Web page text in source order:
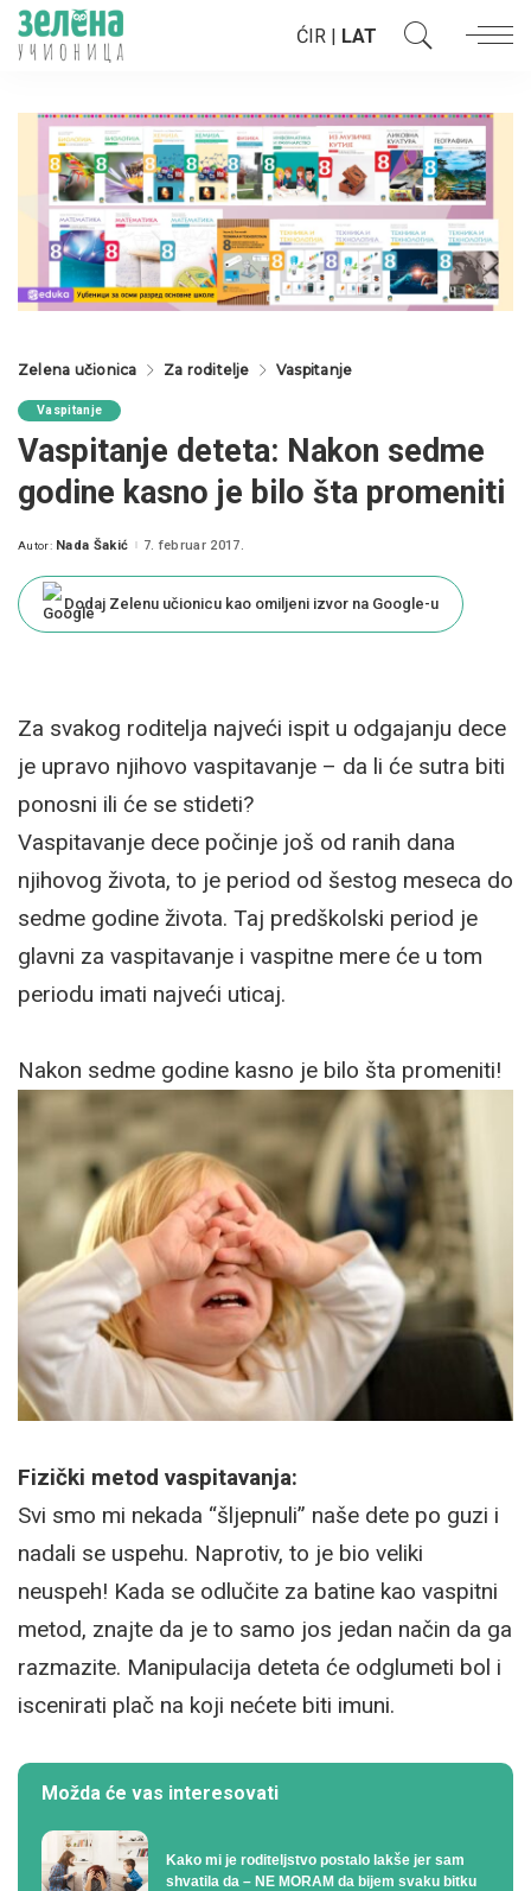
ĆIR | LAT
Zelena učionica Za roditelje Vaspitanje
Vaspitanje
Vaspitanje deteta: Nakon sedme
godine kasno je bilo šta promeniti
Posted
Autor: Nada Šakić 7. februar 2017.
Dodaj Zelenu učionicu kao omiljeni izvor na Google-u
Za svakog roditelja najveći ispit u odgajanju dece
je upravo njihovo vaspitavanje – da li će sutra biti
ponosni ili će se stideti?
Vaspitavanje dece počinje još od ranih dana
njihovog života, to je period od šestog meseca do
sedme godine života. Taj predškolski period je
glavni za vaspitavanje i vaspitne mere će u tom
periodu imati najveći uticaj.
Nakon sedme godine kasno je bilo šta promeniti!
Fizički metod vaspitavanja:
Svi smo mi nekada “šljepnuli” naše dete po guzi i
nadali se uspehu. Naprotiv, to je bio veliki
neuspeh! Kada se odlučite za batine kao vaspitni
metod, znajte da je to samo jos jedan način da ga
razmazite. Manipulacija deteta će odglumeti bol i
iscenirati plač na koji nećete biti imuni.
Možda će vas interesovati
Kako mi je roditeljstvo postalo lakše jer sam
shvatila da – NE MORAM da bijem svaku bitku